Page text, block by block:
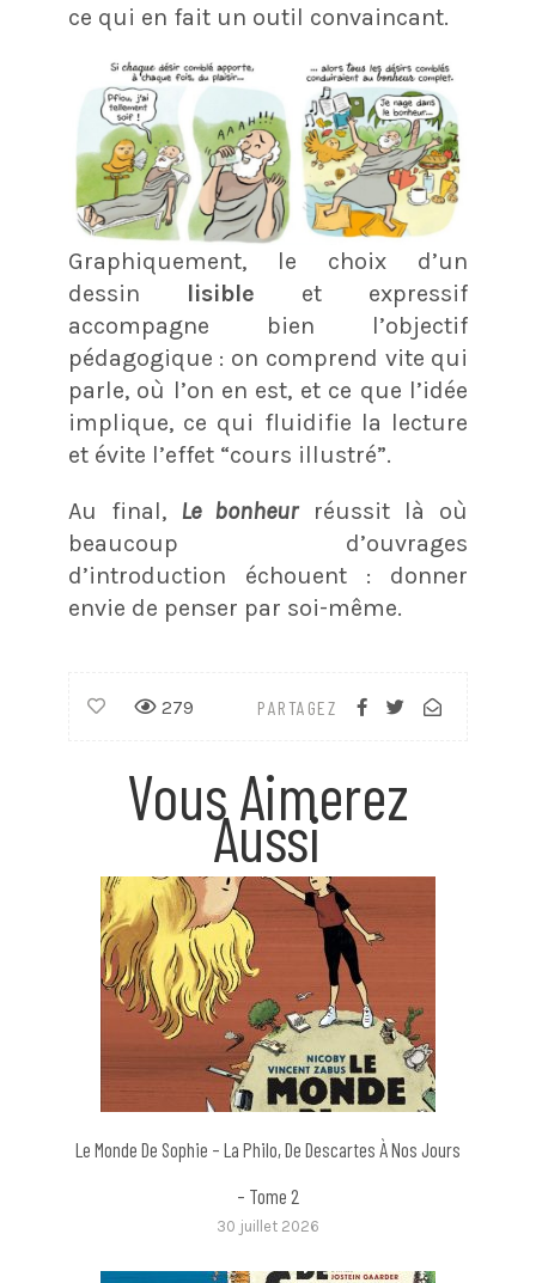
ce qui en fait un outil convaincant.
Graphiquement, le choix d’un
dessin lisible et expressif
accompagne bien l’objectif
pédagogique : on comprend vite qui
parle, où l’on en est, et ce que l’idée
implique, ce qui fluidifie la lecture
et évite l’effet “cours illustré”.
Au final, Le bonheurréussit là où
beaucoup d’ouvrages
d’introduction échouent : donner
envie de penser par soi-même.
PARTAGEZ
279
Vous Aimerez
Aussi
Le Monde De Sophie – La Philo, De Descartes À Nos Jours
– Tome 2
30 juillet 2026